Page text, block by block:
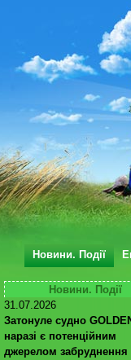
Новини. Події
Новини. Події
31.07.2026
Затонуле судно
наразі є потенційним
джерелом забруднення